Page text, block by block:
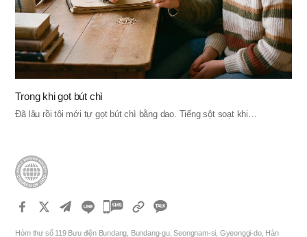
Trong khi gọt bút chì
Đã lâu rồi tôi mới tự gọt bút chì bằng dao. Tiếng sột soạt khi…
카
Hòm thư số 119 Bưu điện Bundang, Bundang-gu, Seongnam-si, Gyeonggi-do, Hàn